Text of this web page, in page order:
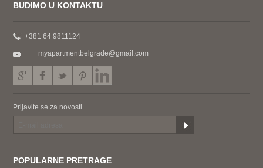
BUDIMO U KONTAKTU
+381 64 9811124
myapartmentbelgrade@gmail.com
Prijavite se za novosti
POPULARNE PRETRAGE